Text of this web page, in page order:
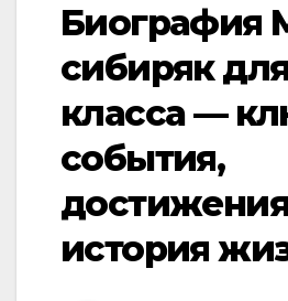
Биография
сибиряк
класса —
события,
история